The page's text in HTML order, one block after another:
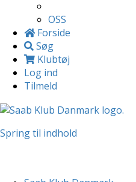
OSS
Forside
Søg
Klubtøj
Log ind
Tilmeld
Spring til indhold